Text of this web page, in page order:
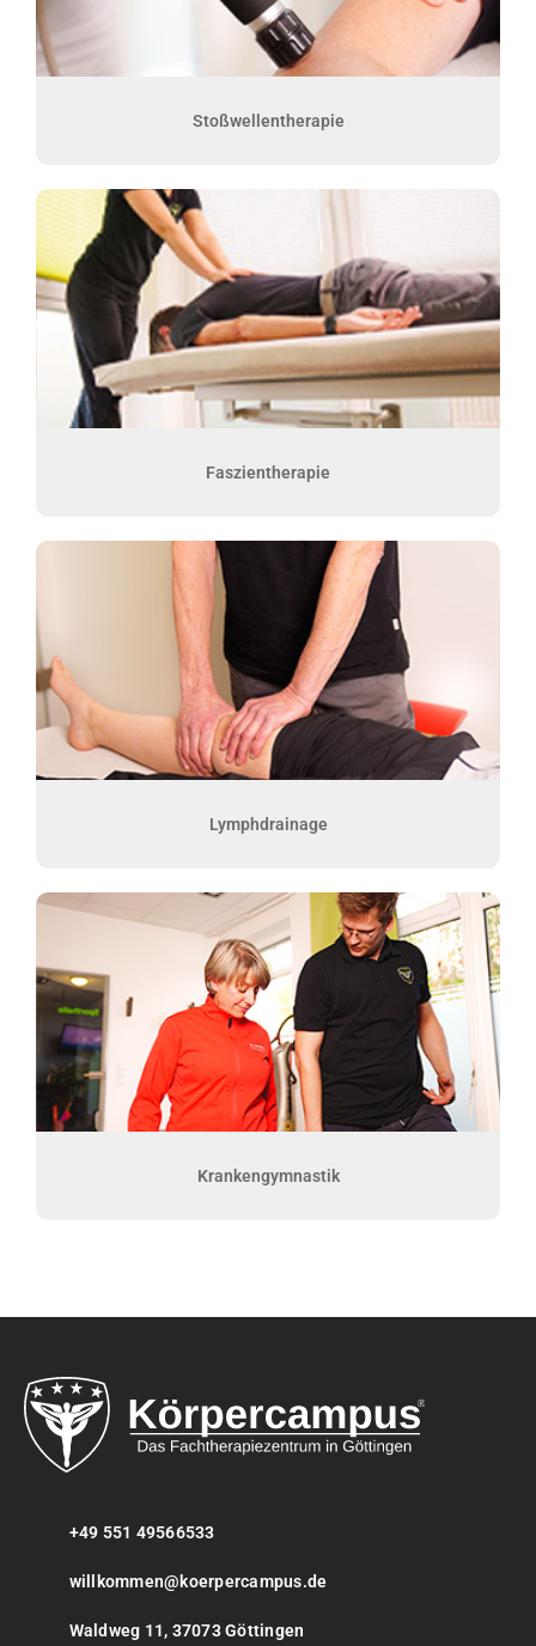
Stoßwellentherapie
Faszientherapie
Lymphdrainage
Krankengymnastik
+49 551 49566533
willkommen@koerpercampus.de
Waldweg 11, 37073 Göttingen